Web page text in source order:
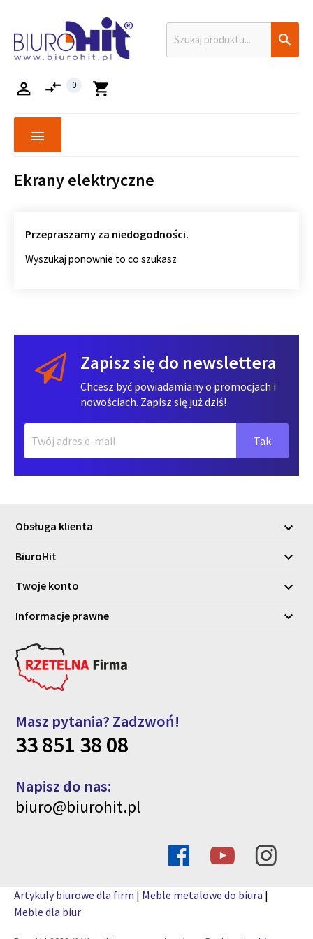

shopping_cart
compare_arrows 0

menu
Ekrany elektryczne
Przepraszamy za niedogodności.
Wyszukaj ponownie to co szukasz
Zapisz się do newslettera
Chcesz być powiadamiany o promocjach i
nowościach. Zapisz się już dziś!
Obsługa klienta 
BiuroHit 
Twoje konto 
Informacje prawne 
Masz pytania? Zadzwoń!
33 851 38 08
Napisz do nas:
biuro@biurohit.pl
Artykuly biurowe dla firm | Meble metalowe do biura |
Meble dla biur